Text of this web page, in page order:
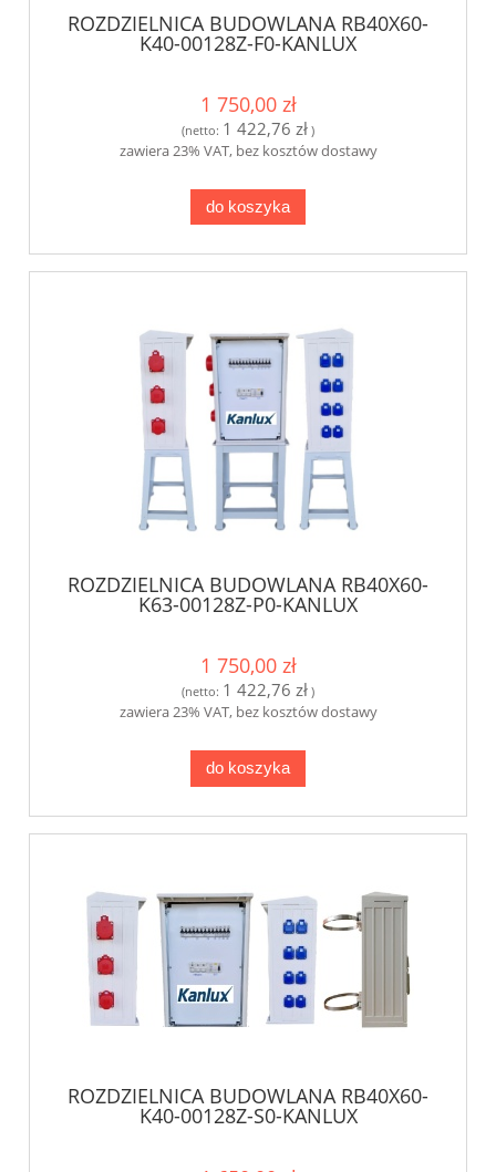
ROZDZIELNICA BUDOWLANA RB40X60-
K40-00128Z-F0-KANLUX
1 750,00 zł
(netto: 1 422,76 zł )
zawiera 23% VAT, bez kosztów dostawy
do koszyka
ROZDZIELNICA BUDOWLANA RB40X60-
K63-00128Z-P0-KANLUX
1 750,00 zł
(netto: 1 422,76 zł )
zawiera 23% VAT, bez kosztów dostawy
do koszyka
ROZDZIELNICA BUDOWLANA RB40X60-
K40-00128Z-S0-KANLUX